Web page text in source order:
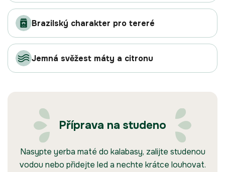
Brazilský charakter pro tereré
Jemná svěžest máty a citronu
Příprava na studeno
Nasypte yerba maté do kalabasy, zalijte studenou
vodou nebo přidejte led a nechte krátce louhovat.